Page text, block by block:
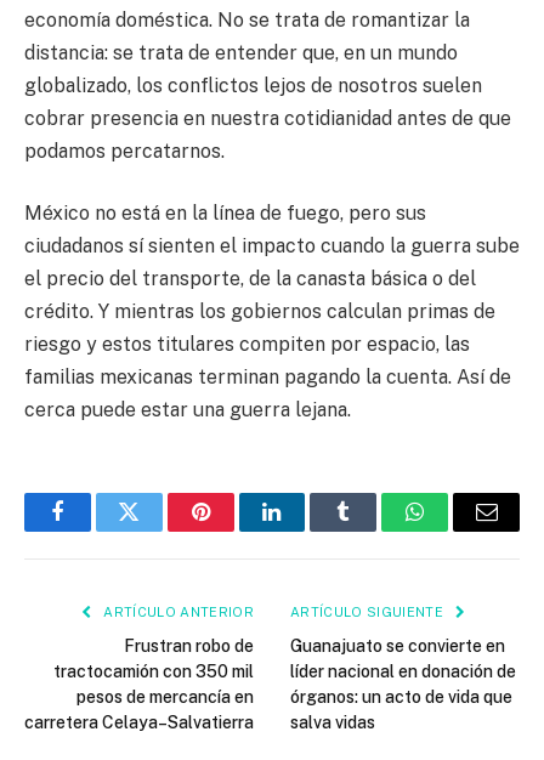
economía doméstica. No se trata de romantizar la
distancia: se trata de entender que, en un mundo
globalizado, los conflictos lejos de nosotros suelen
cobrar presencia en nuestra cotidianidad antes de que
podamos percatarnos.
México no está en la línea de fuego, pero sus
ciudadanos sí sienten el impacto cuando la guerra sube
el precio del transporte, de la canasta básica o del
crédito. Y mientras los gobiernos calculan primas de
riesgo y estos titulares compiten por espacio, las
familias mexicanas terminan pagando la cuenta. Así de
cerca puede estar una guerra lejana.
FacebookTwitter PinterestLinkedInTumblr WhatsAppEmail
ARTÍCULO ANTERIOR
Frustran robo de
tractocamión con 350 mil
pesos de mercancía en
carretera Celaya–Salvatierra
ARTÍCULO SIGUIENTE
Guanajuato se convierte en
líder nacional en donación de
órganos: un acto de vida que
salva vidas